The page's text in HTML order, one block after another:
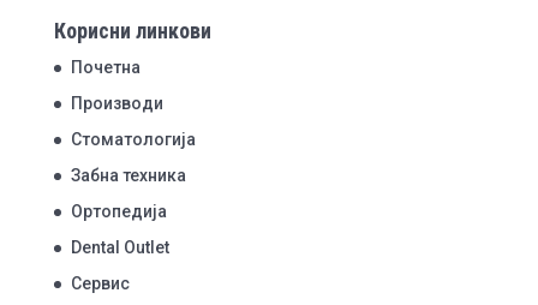
Корисни линкови
Почетна
Производи
Стоматологија
Забна техника
Ортопедија
Dental Outlet
Сервис